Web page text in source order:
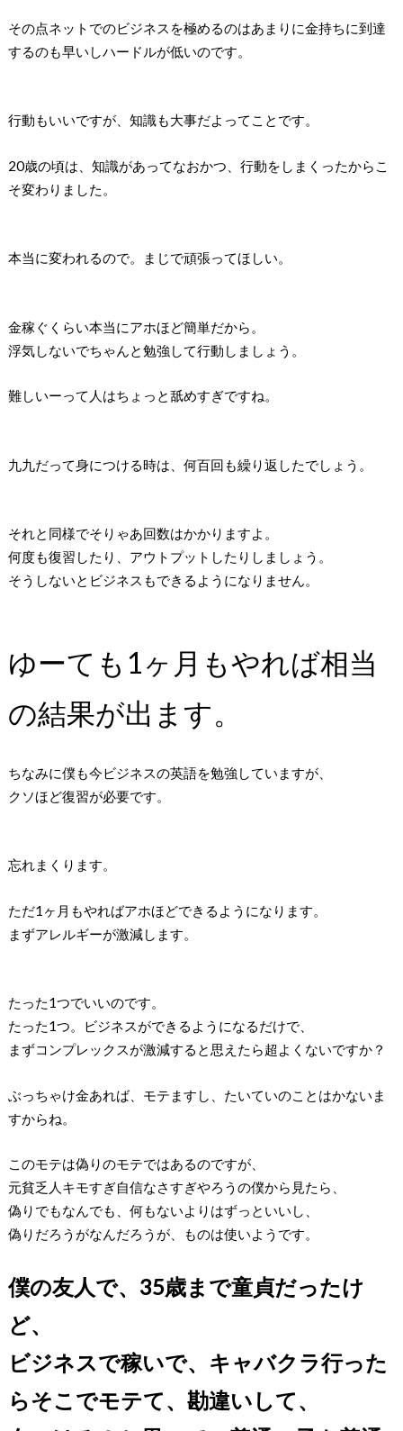
その点ネットでのビジネスを極めるのはあまりに金持ちに到達
するのも早いしハードルが低いのです。
行動もいいですが、知識も大事だよってことです。
20歳の頃は、知識があってなおかつ、行動をしまくったからこ
そ変わりました。
本当に変われるので。まじで頑張ってほしい。
金稼ぐくらい本当にアホほど簡単だから。
浮気しないでちゃんと勉強して行動しましょう。
難しいーって人はちょっと舐めすぎですね。
九九だって身につける時は、何百回も繰り返したでしょう。
それと同様でそりゃあ回数はかかりますよ。
何度も復習したり、アウトプットしたりしましょう。
そうしないとビジネスもできるようになりません。
ゆーても1ヶ月もやれば相当
の結果が出ます。
ちなみに僕も今ビジネスの英語を勉強していますが、
クソほど復習が必要です。
忘れまくります。
ただ1ヶ月もやればアホほどできるようになります。
まずアレルギーが激減します。
たった1つでいいのです。
たった1つ。ビジネスができるようになるだけで、
まずコンプレックスが激減すると思えたら超よくないですか？
ぶっちゃけ金あれば、モテますし、たいていのことはかないま
すからね。
このモテは偽りのモテではあるのですが、
元貧乏人キモすぎ自信なさすぎやろうの僕から見たら、
偽りでもなんでも、何もないよりはずっといいし、
偽りだろうがなんだろうが、ものは使いようです。
僕の友人で、35歳まで童貞だったけ
ど、
ビジネスで稼いで、キャバクラ行った
らそこでモテて、勘違いして、